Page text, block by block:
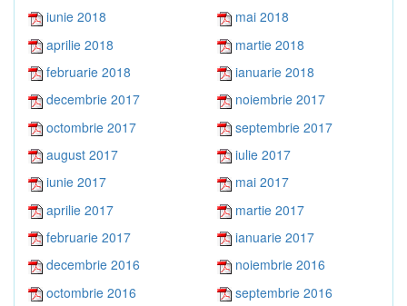
iunie 2018
mai 2018
aprilie 2018
martie 2018
februarie 2018
ianuarie 2018
decembrie 2017
noiembrie 2017
octombrie 2017
septembrie 2017
august 2017
iulie 2017
iunie 2017
mai 2017
aprilie 2017
martie 2017
februarie 2017
ianuarie 2017
decembrie 2016
noiembrie 2016
octombrie 2016
septembrie 2016